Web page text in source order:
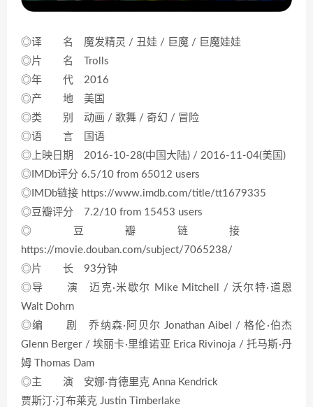
◎译 名 魔发精灵 / 丑娃 / 巨魔 / 巨魔娃娃
◎片 名 Trolls
◎年 代 2016
◎产 地 美国
◎类 别 动画 / 歌舞 / 奇幻 / 冒险
◎语 言 国语
◎上映日期 2016-10-28(中国大陆) / 2016-11-04(美国)
◎IMDb评分 6.5/10 from 65012 users
◎IMDb链接 https://www.imdb.com/title/tt1679335
◎豆瓣评分 7.2/10 from 15453 users
◎豆瓣链接
https://movie.douban.com/subject/7065238/
◎片 长 93分钟
◎导 演 迈克·米歇尔 Mike Mitchell / 沃尔特·道恩
Walt Dohrn
◎编 剧 乔纳森·阿贝尔 Jonathan Aibel / 格伦·伯杰
Glenn Berger / 埃丽卡·里维诺亚 Erica Rivinoja / 托马斯·丹
姆 Thomas Dam
◎主 演 安娜·肯德里克 Anna Kendrick
贾斯汀·汀布莱克 Justin Timberlake